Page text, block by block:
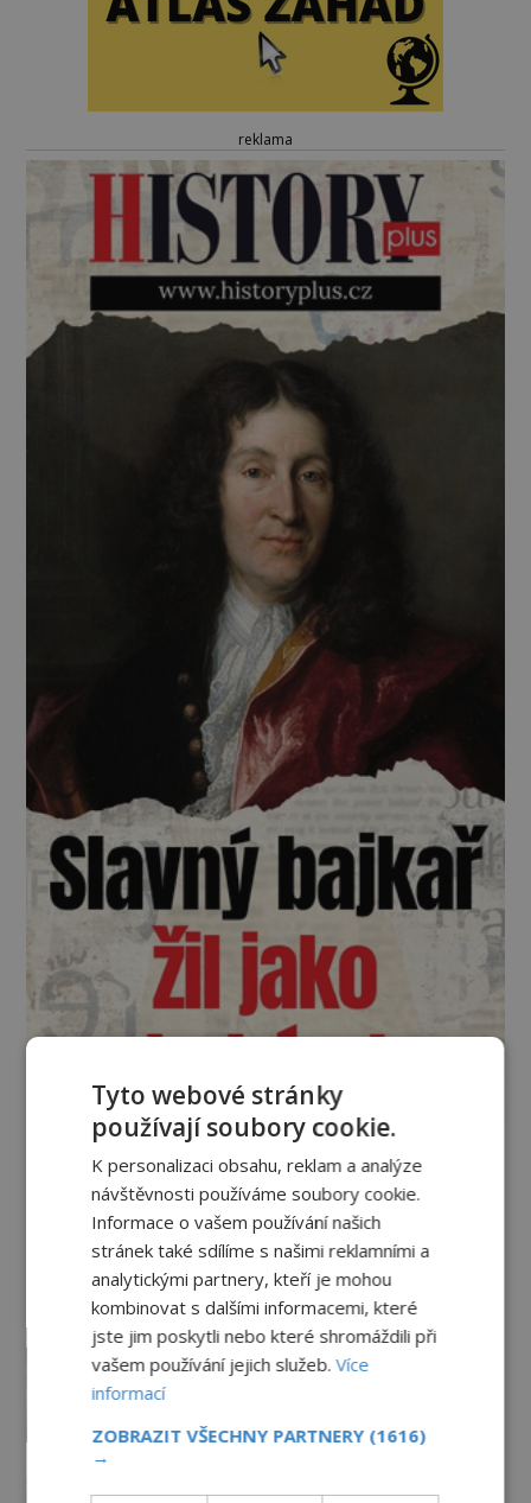
reklama
Vesmír a technologie
Podivné události roku 2023: Jsou
Američané v obležení UFO?
PREMIUM 27.7.2026 3.5TIS
Nad australským městem
„tančila“ záhadná světla
Tyto webové stránky
používají soubory cookie.
K personalizaci obsahu, reklam a analýze
návštěvnosti používáme soubory cookie.
Informace o vašem používání našich
stránek také sdílíme s našimi reklamními a
analytickými partnery, kteří je mohou
kombinovat s dalšími informacemi, které
jste jim poskytli nebo které shromáždili při
vašem používání jejich služeb.Více
informací
ZOBRAZIT VŠECHNY PARTNERY (1616)
→